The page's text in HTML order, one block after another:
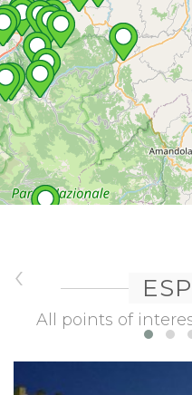
All points of
‹